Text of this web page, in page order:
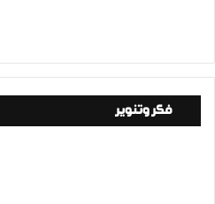
فكر وتنوير